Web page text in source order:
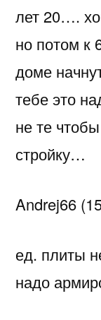
лет 20….
но потом к
доме
тебе это
не те
стройку…
Andrej66
ед. плиты
надо